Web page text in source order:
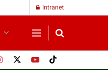
Intranet